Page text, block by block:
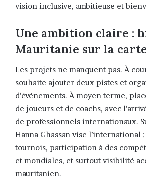
vision inclusive, ambitieuse et
Une ambition claire :
Mauritanie sur la
Les projets ne manquent pas. À
souhaite ajouter deux pistes et
d’événements. À moyen terme,
de joueurs et de coachs, avec
de professionnels internationaux.
Hanna Ghassan vise l’international
tournois, participation à des
et mondiales, et surtout visibilité
mauritanien.